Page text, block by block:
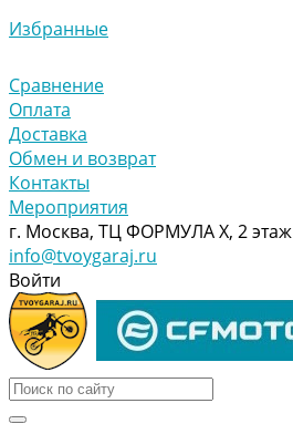
Избранные
Сравнение
Оплата
Доставка
Обмен и возврат
Контакты
Мероприятия
г. Москва, ТЦ ФОРМУЛА Х, 2 этаж
info@tvoygaraj.ru
Войти